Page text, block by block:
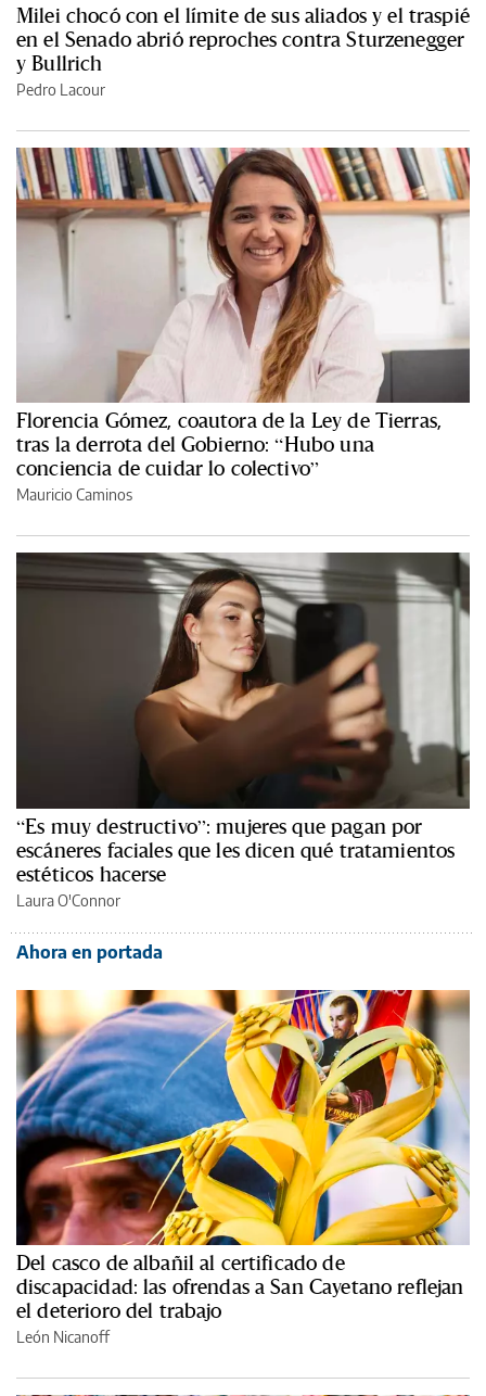
Milei chocó con el límite de sus aliados y el traspié
en el Senado abrió reproches contra Sturzenegger
y Bullrich
Pedro Lacour
Florencia Gómez, coautora de la Ley de Tierras,
tras la derrota del Gobierno: “Hubo una
conciencia de cuidar lo colectivo”
Mauricio Caminos
“Es muy destructivo”: mujeres que pagan por
escáneres faciales que les dicen qué tratamientos
estéticos hacerse
Laura O'Connor
Ahora en portada
Del casco de albañil al certificado de
discapacidad: las ofrendas a San Cayetano reflejan
el deterioro del trabajo
León Nicanoff